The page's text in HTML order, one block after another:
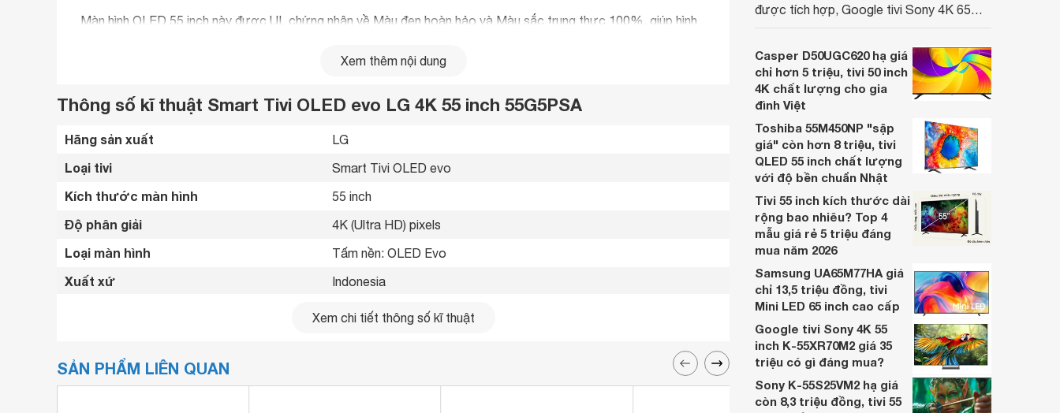
Màn hình OLED 55 inch này được UL chứng nhận về Màu đen hoàn hảo và Màu sắc trung thực 100%, giúp hình
độ sáng, chiều sâu và chi tiết, mang lại hình ảnh chân thực như đời thực.
Xem thêm nội dung
Thông số kĩ thuật Smart Tivi OLED evo LG 4K 55 inch 55G5PSA
Hãng sản xuất LG
Loại tivi Smart Tivi OLED evo
Kích thước màn hình 55 inch
Độ phân giải 4K (Ultra HD) pixels
Loại màn hình Tấm nền: OLED Evo
Xuất xứ Indonesia
2025
Kết nối internet
Xem chi tiết thông số kĩ thuật
SẢN PHẨM LIÊN QUAN
được tích hợp, Google tivi Sony 4K 65
nhiều cửa hàng điện máy giảm giá sâu.
Casper D50UGC620 hạ giá
chỉ hơn 5 triệu, tivi 50 inch
4K chất lượng cho gia
đình Việt
Toshiba 55M450NP "sập
giá" còn hơn 8 triệu, tivi
QLED 55 inch chất lượng
với độ bền chuẩn Nhật
Tivi 55 inch kích thước dài
rộng bao nhiêu? Top 4
mẫu giá rẻ 5 triệu đáng
mua năm 2026
Samsung UA65M77HA giá
chỉ 13,5 triệu đồng, tivi
Mini LED 65 inch cao cấp
Google tivi Sony 4K 55
inch K-55XR70M2 giá 35
triệu có gì đáng mua?
Sony K-55S25VM2 hạ giá
còn 8,3 triệu đồng, tivi 55